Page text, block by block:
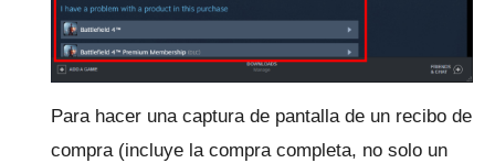
Para hacer una captura de pantalla de un recibo de
compra (incluye la compra completa, no solo un